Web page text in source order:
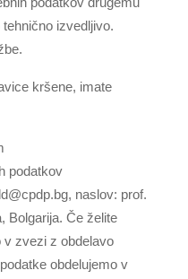
izvedljivo.
kršene, imate
podatkov
, naslov: prof.
Bolgarija. Če želite
v zvezi z obdelavo
obdelujemo v